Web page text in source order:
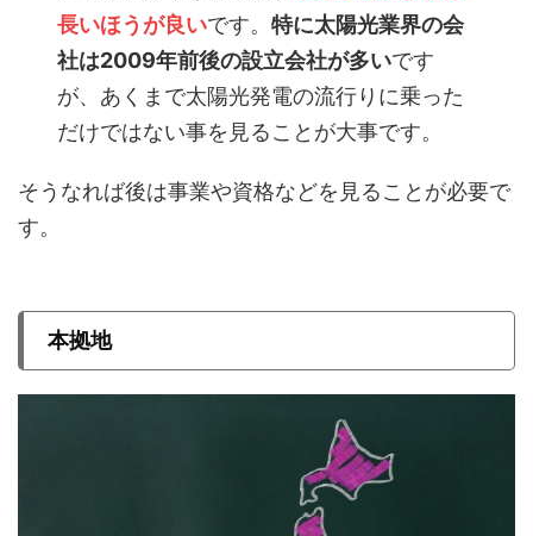
長いほうが良いです。特に太陽光業界の会
社は2009年前後の設立会社が多いです
が、あくまで太陽光発電の流行りに乗った
だけではない事を見ることが大事です。
そうなれば後は事業や資格などを見ることが必要で
す。
本拠地